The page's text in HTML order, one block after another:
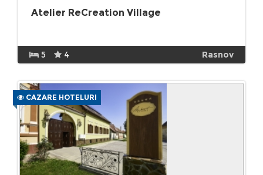
Atelier ReCreation Village
5 4 Rasnov
CAZARE HOTELURI